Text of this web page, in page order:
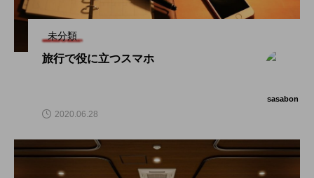
未分類
旅行で役に立つスマホ
sasabon
2020.06.28